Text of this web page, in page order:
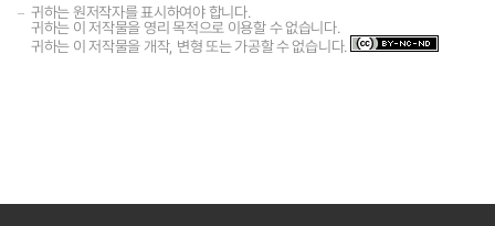
귀하는 원저작자를 표시하여야 합니다.
귀하는 이 저작물을 영리 목적으로 이용할 수 없습니다.
귀하는 이 저작물을 개작, 변형 또는 가공할 수 없습니다.